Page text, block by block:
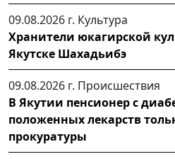
09.08.2026 г. Культура
Хранители юкагирской
Якутске Шахадьибэ
09.08.2026 г. Происшествия
В Якутии пенсионер с
положенных лекарств
прокуратуры